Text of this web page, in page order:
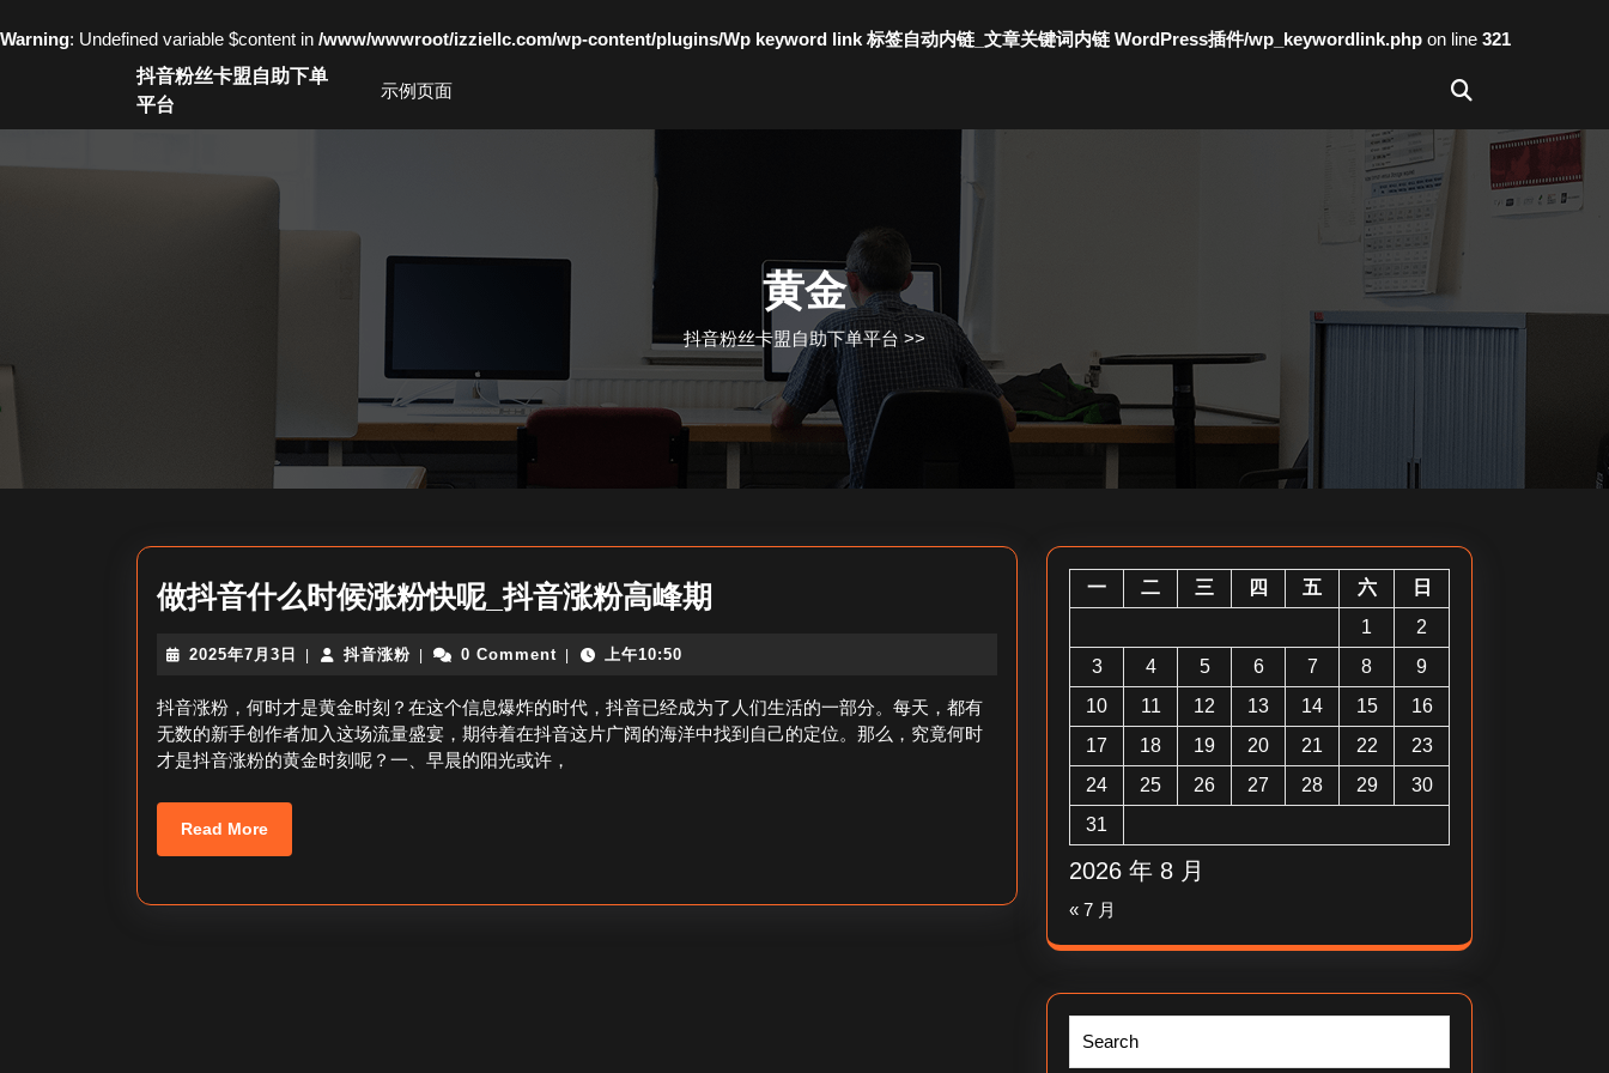
Warning: Undefined variable $content in /www/wwwroot/izziellc.com/wp-content/plugins/Wp keyword link 标签自动内链_文章关键词内链 WordPress插件/wp_keywordlink.php on line 321
抖音粉丝卡盟自助下单
平台
示例页面
黄金
抖音粉丝卡盟自助下单平台>>
做抖音什么时候涨粉快呢_抖音涨粉高峰期
什
么
2025年7月3日
2025
7
月
3
日
抖音涨粉抖
涨
粉
0 Comment 上午10:50
抖音涨粉，何时才是黄金时刻？在这个信息爆炸的时代，抖音已经成为了人们生活的一部分。每天，都有
无数的新手创作者加入这场流量盛宴，期待着在抖音这片广阔的海洋中找到自己的定位。那么，究竟何时
才是抖音涨粉的黄金时刻呢？一、早晨的阳光或许，
Read MoreRead
More
2026 年 8 月
一 二 三 四 五 六
日
1
2
3
4 5 6 7 8
9
10
11 12 13 14 15
16
17
18 19 20 21 22
23
24
25 26 27 28 29
30
31
« 7 月